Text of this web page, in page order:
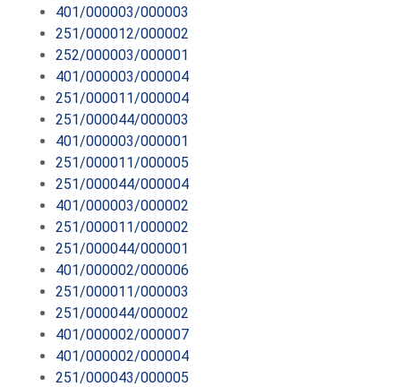
401/000003/000003
251/000012/000002
252/000003/000001
401/000003/000004
251/000011/000004
251/000044/000003
401/000003/000001
251/000011/000005
251/000044/000004
401/000003/000002
251/000011/000002
251/000044/000001
401/000002/000006
251/000011/000003
251/000044/000002
401/000002/000007
401/000002/000004
251/000043/000005